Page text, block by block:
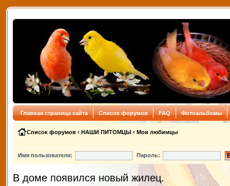
Главная страница сайта Список форумов FAQ Фотоальбомы
Список форумов ‹ НАШИ ПИТОМЦЫ ‹ Мои любимцы
Имя пользователя: Пароль:
В доме появился новый жилец.